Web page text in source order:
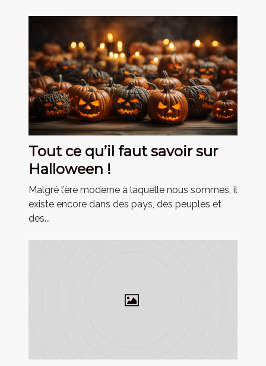
Tout ce qu’il faut savoir sur
Halloween !
Malgré l’ère moderne à laquelle nous sommes, il
existe encore dans des pays, des peuples et
des...